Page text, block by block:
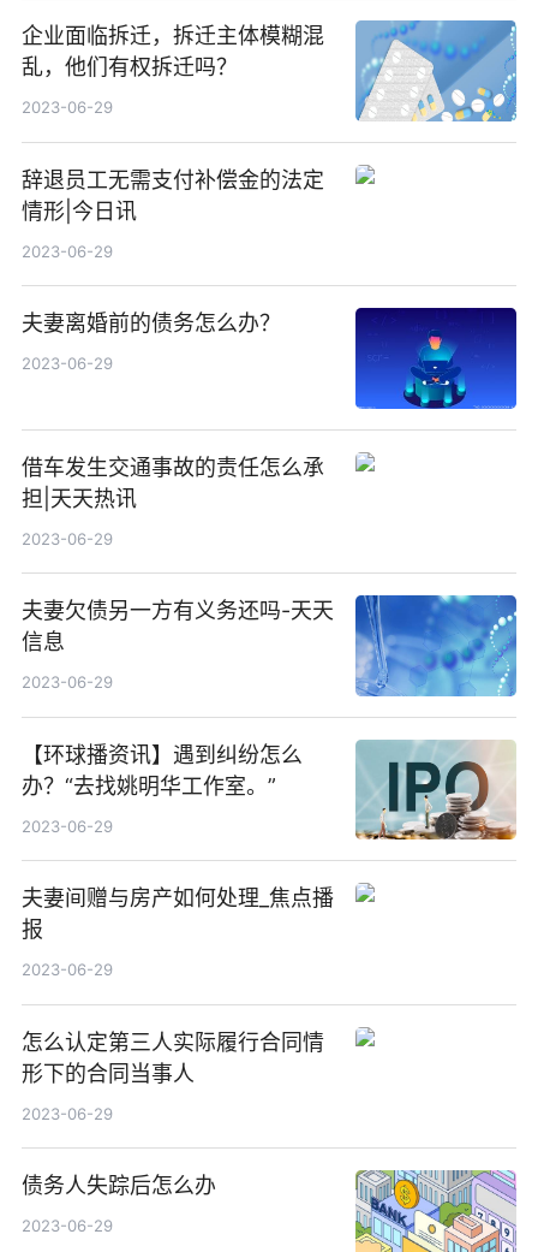
企业面临拆迁，拆迁主体模糊混
乱，他们有权拆迁吗？
2023-06-29
辞退员工无需支付补偿金的法定
情形|今日讯
2023-06-29
夫妻离婚前的债务怎么办？
2023-06-29
借车发生交通事故的责任怎么承
担|天天热讯
2023-06-29
夫妻欠债另一方有义务还吗-天天
信息
2023-06-29
【环球播资讯】遇到纠纷怎么
办？“去找姚明华工作室。”
2023-06-29
夫妻间赠与房产如何处理_焦点播
报
2023-06-29
怎么认定第三人实际履行合同情
形下的合同当事人
2023-06-29
债务人失踪后怎么办
2023-06-29